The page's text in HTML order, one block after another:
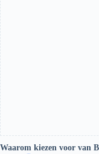
Waarom kiezen voor van